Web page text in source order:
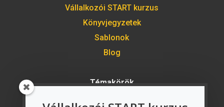
Vállalkozói START kurzus
Könyvjegyzetek
Sablonok
Blog
Témakörök